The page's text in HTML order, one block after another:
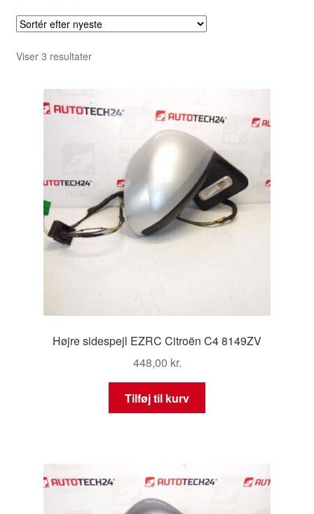
Viser 3 resultaterSorteret
Højre sidespejl EZRC Citroën C4 8149ZV
448,00 kr.
Tilføj til kurv